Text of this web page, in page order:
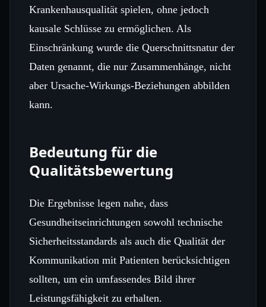
Krankenhausqualität spielen, ohne jedoch
kausale Schlüsse zu ermöglichen. Als
Einschränkung wurde die Querschnittsnatur der
Daten genannt, die nur Zusammenhänge, nicht
aber Ursache‑Wirkungs‑Beziehungen abbilden
kann.
Bedeutung für die
Qualitätsbewertung
Die Ergebnisse legen nahe, dass
Gesundheitseinrichtungen sowohl technische
Sicherheitsstandards als auch die Qualität der
Kommunikation mit Patienten berücksichtigen
sollten, um ein umfassendes Bild ihrer
Leistungsfähigkeit zu erhalten.